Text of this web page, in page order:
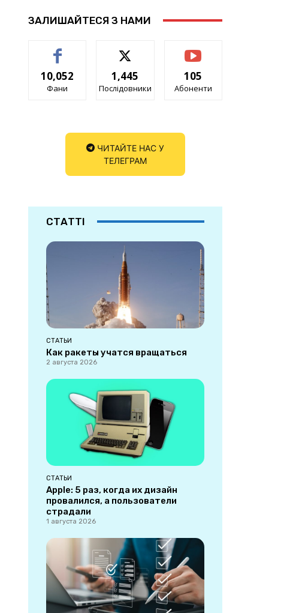
ЗАЛИШАЙТЕСЯ З НАМИ
10,052
Фани
1,445
Послідовники
105
Абоненти
ЧИТАЙТЕ НАС У
ТЕЛЕГРАМ
СТАТТІ
СТАТЬИ
Как ракеты учатся вращаться
2 августа 2026
СТАТЬИ
Apple: 5 раз, когда их дизайн
провалился, а пользователи
страдали
1 августа 2026